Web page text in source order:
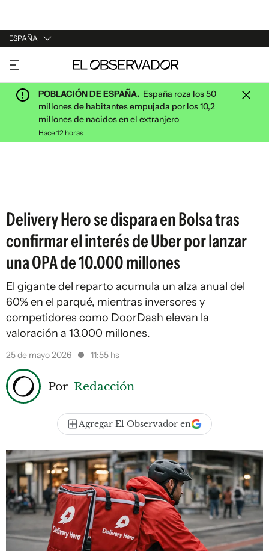
ESPAÑA
URUGUAY
ARGENTINA
ESPAÑA
ESTADOS UNIDOS
POBLACIÓN DE ESPAÑA. España roza los 50
millones de habitantes empujada por los 10,2
millones de nacidos en el extranjero
Hace 12 horas
Delivery Hero se dispara en Bolsa tras
confirmar el interés de Uber por lanzar
una OPA de 10.000 millones
El gigante del reparto acumula un alza anual del
60% en el parqué, mientras inversores y
competidores como DoorDash elevan la
valoración a 13.000 millones.
25 de mayo 2026 11:55 hs
Por Redacción
Agregar El Observador en